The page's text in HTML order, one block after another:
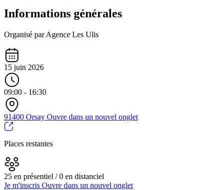
Informations générales
Organisé par Agence Les Ulis
15 juin 2026
09:00 - 16:30
91400 Orsay Ouvre dans un nouvel onglet
Places restantes
25 en présentiel / 0 en distanciel
Je m'inscris Ouvre dans un nouvel onglet